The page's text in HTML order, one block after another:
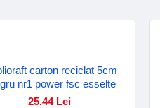
carton reciclat 5cm
nr1 power fsc esselte
25.44 Lei